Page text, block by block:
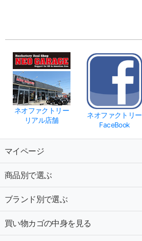
ネオファクトリー
リアル店舗
ネオファクトリー
FaceBook
マイページ
商品別で選ぶ
ブランド別で選ぶ
買い物カゴの中身を見る